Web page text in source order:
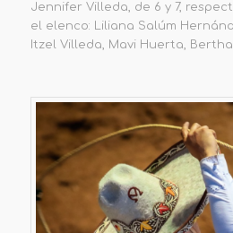
Jennifer Villeda, de 6 y 7,
el elenco: Liliana Salúm
Itzel Villeda, Mavi Huerta, Bertha